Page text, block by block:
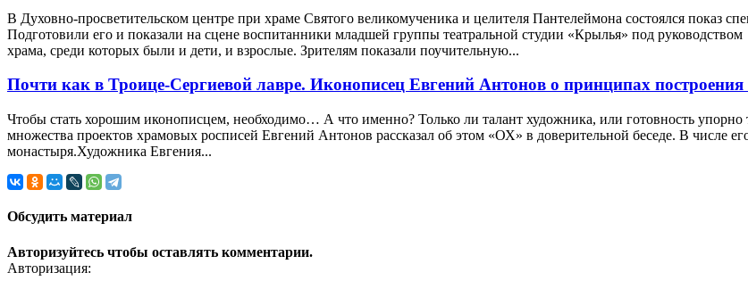
В Духовно-просветительском центре при храме Святого великомученика и целителя Пантелеймона состоялся показ
Подготовили его и показали на сцене воспитанники младшей группы театральной студии «Крылья» под
храма, среди которых были и дети, и взрослые. Зрителям показали поучительную...
Почти как в Троице-Сергиевой лавре. Иконописец Евгений Антонов о принципах
Чтобы стать хорошим иконописцем, необходимо… А что именно? Только ли талант художника, или готовность
множества проектов храмовых росписей Евгений Антонов рассказал об этом «ОХ» в доверительной беседе. В числе
монастыря.Художника Евгения...
Обсудить материал
Авторизуйтесь чтобы оставлять комментарии.
Авторизация: